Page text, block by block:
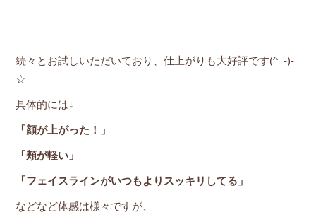
続々とお試しいただいており、仕上がりも大好評です(^_-)-
☆
具体的には↓
「顔が上がった！」
「頬が軽い」
「フェイスラインがいつもよりスッキリしてる」
などなど体感は様々ですが、